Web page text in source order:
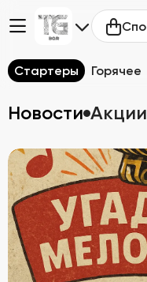
Стартеры Горячее
Новости Акции